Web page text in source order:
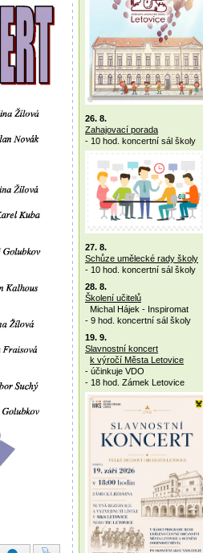
26. 8.
Zahajovací porada
- 10 hod. koncertní sál školy
27. 8.
Schůze umělecké rady školy
- 10 hod. koncertní sál školy
28. 8.
Školení učitelů
Michal Hájek - Inspiromat
- 9 hod. koncertní sál školy
19. 9.
Slavnostní koncert
k výročí Města Letovice
- účinkuje VDO
- 18 hod. Zámek Letovice